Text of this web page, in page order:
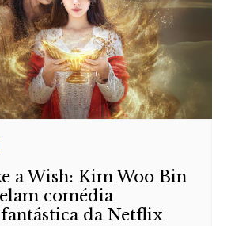
a Wish: Kim Woo Bin
comédia
da Netflix